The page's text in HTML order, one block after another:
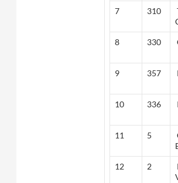
7 310
8 330
9 357
10 336
11 5
12 2